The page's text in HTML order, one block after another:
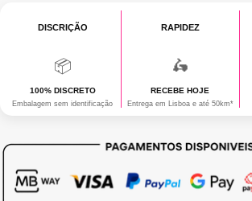
DISCRIÇÃO
📦
100% DISCRETO
Embalagem sem identificação
RAPIDEZ
🛵
RECEBE HOJE
Entrega em Lisboa e até 50km*